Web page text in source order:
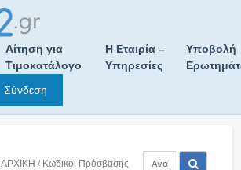
Αίτηση για
Τιμοκατάλογο
Η Εταιρία –
Υπηρεσίες
Υποβολή
Σύνδεση
ΑΡΧΙΚΗ / Κωδικοί Πρόσβασης